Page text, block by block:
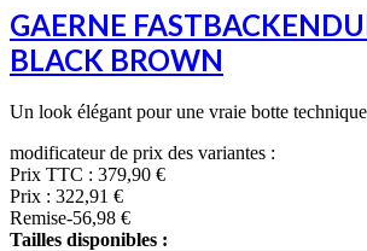
GAERNE
BLACK BROWN
Un look élégant pour une vraie botte technique
modificateur de prix des variantes :
Prix TTC : 379,90 €
Prix : 322,91 €
Remise-56,98 €
Tailles disponibles :